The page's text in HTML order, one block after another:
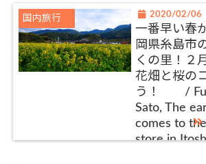
outdoors at
places in
City,Fukuoka
camping,
the car,
surfing,
国内旅行 2020/02/06
一番早い春
岡県糸島市
くの里！２
花畑と桜の
う！ /
Sato, The
comes to
store in